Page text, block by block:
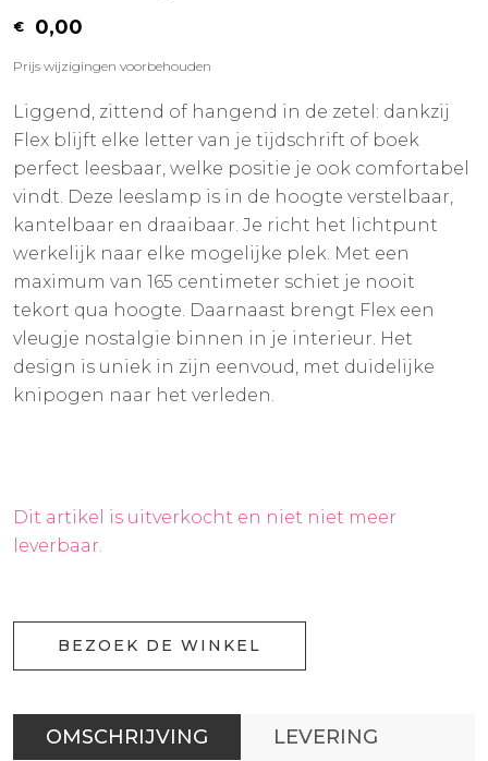
0,00
Prijs wijzigingen voorbehouden
Liggend, zittend of hangend in de zetel: dankzij
Flex blijft elke letter van je tijdschrift of boek
perfect leesbaar, welke positie je ook comfortabel
vindt. Deze leeslamp is in de hoogte verstelbaar,
kantelbaar en draaibaar. Je richt het lichtpunt
werkelijk naar elke mogelijke plek. Met een
maximum van 165 centimeter schiet je nooit
tekort qua hoogte. Daarnaast brengt Flex een
vleugje nostalgie binnen in je interieur. Het
design is uniek in zijn eenvoud, met duidelijke
knipogen naar het verleden.
Dit artikel is uitverkocht en niet niet meer
leverbaar.
BEZOEK DE WINKEL
OMSCHRIJVING
LEVERING